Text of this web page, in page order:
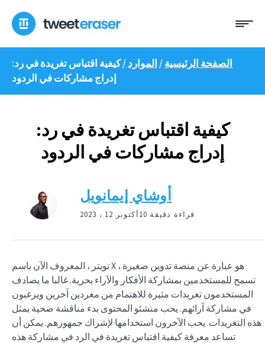
إلى
المحتوى
الصفحة الرئيسية/ الموارد/كيفية اقتباس تغريدة في رد:
إدراج مشاركات في الردود
كيفية اقتباس تغريدة في رد:
إدراج مشاركات في الردود
أوشاي إيمانويل
أكتوبر 12 ، 2023 10 قراءة دقيقة
تويتر ، المعروف الآن باسم X ، هو عبارة عن منصة تدوين صغيرة
تسمح للمستخدمين بمشاركة الأفكار والآراء بحرية. غالبا ما يصادف
المستخدمون تغريدات مثيرة للاهتمام من مغردين آخرين ويرغبون
في مشاركة آرائهم. يحب منشئو المحتوى بدء مناقشة صحية بمثل
هذه التغريدات. يحب الآخرون استخدامها لإشراك جمهورهم. يمكن أن
تساعد معرفة كيفية اقتباس تغريدة في الرد في مشاركة هذه